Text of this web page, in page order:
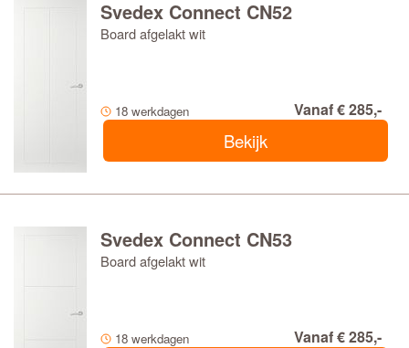
Svedex Connect CN52
Board afgelakt wit
18 werkdagen Vanaf € 285,-
Bekijk
Svedex Connect CN53
Board afgelakt wit
18 werkdagen Vanaf € 285,-